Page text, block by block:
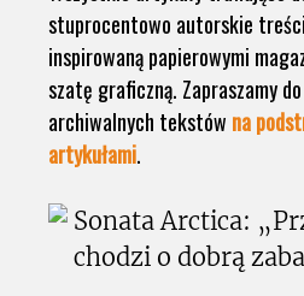
stuprocentowo autorskie
inspirowaną papierowymi
szatę graficzną. Zapraszamy
archiwalnych tekstów na
artykułami.